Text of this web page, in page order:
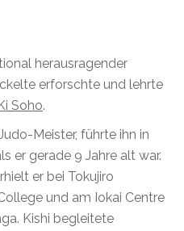
herausragender
erforschte und lehrte
Soho.
Meister, führte ihn in
er gerade 9 Jahre alt war.
er bei Tokujiro
und am Iokai Centre
Kishi begleitete